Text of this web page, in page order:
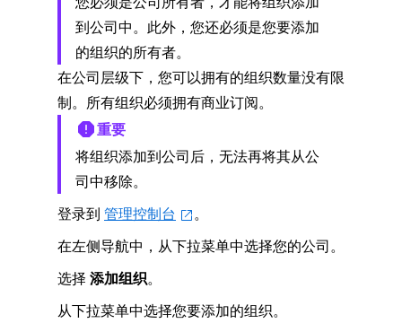
到公司中。此外，您还必须是您要添加
的组织的所有者。
在公司层级下，您可以拥有的组织数量没有限
制。所有组织必须拥有商业订阅。
重要
将组织添加到公司后，无法再将其从公
司中移除。
登录到 管理控制台
。
在左侧导航中，从下拉菜单中选择您的公司。
选择 添加组织。
从下拉菜单中选择您要添加的组织。